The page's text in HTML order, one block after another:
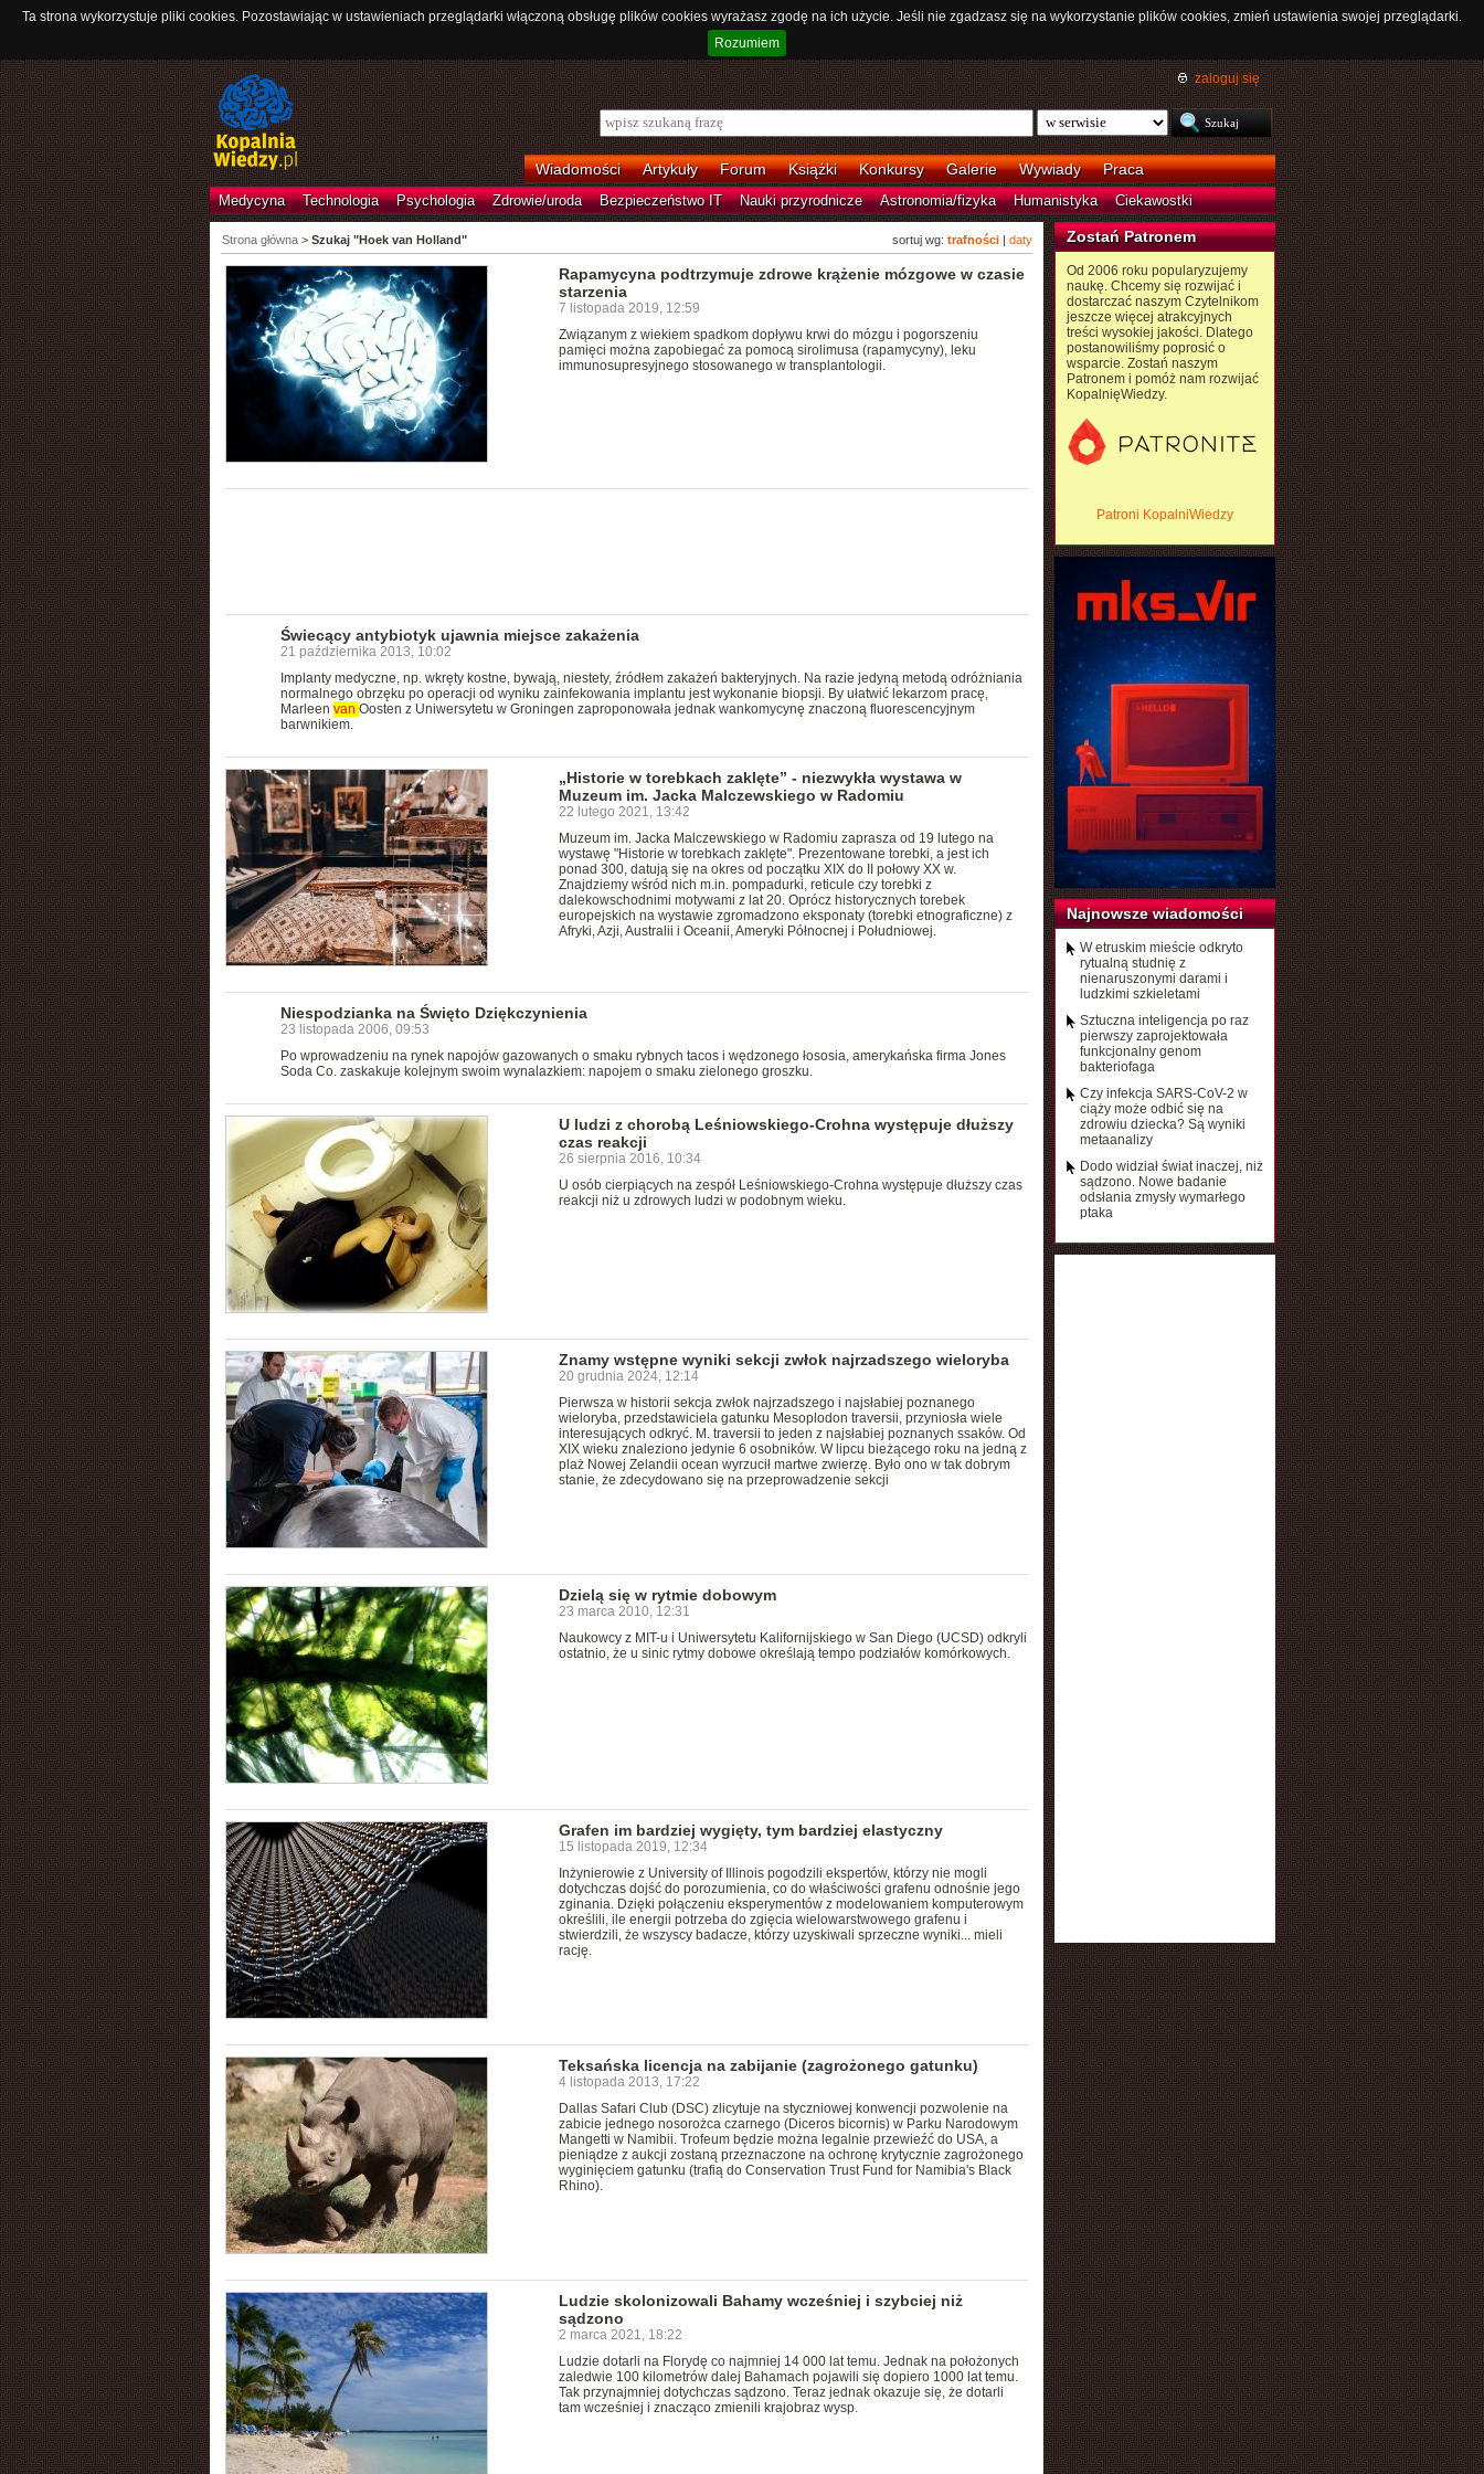
Ta strona wykorzystuje pliki cookies. Pozostawiając w ustawieniach przeglądarki włączoną obsługę plików cookies wyrażasz zgodę na ich użycie. Jeśli nie zgadzasz się na wykorzystanie plików cookies, zmień ustawienia swojej przeglądarki.
Rozumiem
zaloguj się
Wiadomości Artykuły Forum Książki Konkursy Galerie Wywiady Praca
Medycyna Technologia Psychologia Zdrowie/uroda Bezpieczeństwo IT Nauki przyrodnicze Astronomia/fizyka Humanistyka Ciekawostki
sortuj wg: trafności| daty
Strona główna> Szukaj "Hoek van Holland"
Rapamycyna podtrzymuje zdrowe krążenie mózgowe w czasie
starzenia
7 listopada 2019, 12:59
Związanym z wiekiem spadkom dopływu krwi do mózgu i pogorszeniu
pamięci można zapobiegać za pomocą sirolimusa (rapamycyny), leku
immunosupresyjnego stosowanego w transplantologii.
Świecący antybiotyk ujawnia miejsce zakażenia
21 października 2013, 10:02
Implanty medyczne, np. wkręty kostne, bywają, niestety, źródłem zakażeń bakteryjnych. Na razie jedyną metodą odróżniania
normalnego obrzęku po operacji od wyniku zainfekowania implantu jest wykonanie biopsji. By ułatwić lekarzom pracę,
Marleen van Oosten z Uniwersytetu w Groningen zaproponowała jednak wankomycynę znaczoną fluorescencyjnym
barwnikiem.
„Historie w torebkach zaklęte” - niezwykła wystawa w
Muzeum im. Jacka Malczewskiego w Radomiu
22 lutego 2021, 13:42
Muzeum im. Jacka Malczewskiego w Radomiu zaprasza od 19 lutego na
wystawę "Historie w torebkach zaklęte". Prezentowane torebki, a jest ich
ponad 300, datują się na okres od początku XIX do II połowy XX w.
Znajdziemy wśród nich m.in. pompadurki, reticule czy torebki z
dalekowschodnimi motywami z lat 20. Oprócz historycznych torebek
europejskich na wystawie zgromadzono eksponaty (torebki etnograficzne) z
Afryki, Azji, Australii i Oceanii, Ameryki Północnej i Południowej.
Niespodzianka na Święto Dziękczynienia
23 listopada 2006, 09:53
Po wprowadzeniu na rynek napojów gazowanych o smaku rybnych tacos i wędzonego łososia, amerykańska firma Jones
Soda Co. zaskakuje kolejnym swoim wynalazkiem: napojem o smaku zielonego groszku.
U ludzi z chorobą Leśniowskiego-Crohna występuje dłuższy
czas reakcji
26 sierpnia 2016, 10:34
U osób cierpiących na zespół Leśniowskiego-Crohna występuje dłuższy czas
reakcji niż u zdrowych ludzi w podobnym wieku.
Znamy wstępne wyniki sekcji zwłok najrzadszego wieloryba
20 grudnia 2024, 12:14
Pierwsza w historii sekcja zwłok najrzadszego i najsłabiej poznanego
wieloryba, przedstawiciela gatunku Mesoplodon traversii, przyniosła wiele
interesujących odkryć. M. traversii to jeden z najsłabiej poznanych ssaków. Od
XIX wieku znaleziono jedynie 6 osobników. W lipcu bieżącego roku na jedną z
plaż Nowej Zelandii ocean wyrzucił martwe zwierzę. Było ono w tak dobrym
stanie, że zdecydowano się na przeprowadzenie sekcji
Dzielą się w rytmie dobowym
23 marca 2010, 12:31
Naukowcy z MIT-u i Uniwersytetu Kalifornijskiego w San Diego (UCSD) odkryli
ostatnio, że u sinic rytmy dobowe określają tempo podziałów komórkowych.
Grafen im bardziej wygięty, tym bardziej elastyczny
15 listopada 2019, 12:34
Inżynierowie z University of Illinois pogodzili ekspertów, którzy nie mogli
dotychczas dojść do porozumienia, co do właściwości grafenu odnośnie jego
zginania. Dzięki połączeniu eksperymentów z modelowaniem komputerowym
określili, ile energii potrzeba do zgięcia wielowarstwowego grafenu i
stwierdzili, że wszyscy badacze, którzy uzyskiwali sprzeczne wyniki... mieli
rację.
Teksańska licencja na zabijanie (zagrożonego gatunku)
4 listopada 2013, 17:22
Dallas Safari Club (DSC) zlicytuje na styczniowej konwencji pozwolenie na
zabicie jednego nosorożca czarnego (Diceros bicornis) w Parku Narodowym
Mangetti w Namibii. Trofeum będzie można legalnie przewieźć do USA, a
pieniądze z aukcji zostaną przeznaczone na ochronę krytycznie zagrożonego
wyginięciem gatunku (trafią do Conservation Trust Fund for Namibia's Black
Rhino).
Ludzie skolonizowali Bahamy wcześniej i szybciej niż
sądzono
2 marca 2021, 18:22
Ludzie dotarli na Florydę co najmniej 14 000 lat temu. Jednak na położonych
zaledwie 100 kilometrów dalej Bahamach pojawili się dopiero 1000 lat temu.
Tak przynajmniej dotychczas sądzono. Teraz jednak okazuje się, że dotarli
tam wcześniej i znacząco zmienili krajobraz wysp.
Zostań Patronem
Od 2006 roku popularyzujemy
naukę. Chcemy się rozwijać i
dostarczać naszym Czytelnikom
jeszcze więcej atrakcyjnych
treści wysokiej jakości. Dlatego
postanowiliśmy poprosić o
wsparcie. Zostań naszym
Patronem i pomóż nam rozwijać
KopalnięWiedzy.
Patroni KopalniWiedzy
Najnowsze wiadomości
W etruskim mieście odkryto
rytualną studnię z
nienaruszonymi darami i
ludzkimi szkieletami
Sztuczna inteligencja po raz
pierwszy zaprojektowała
funkcjonalny genom
bakteriofaga
Czy infekcja SARS-CoV-2 w
ciąży może odbić się na
zdrowiu dziecka? Są wyniki
metaanalizy
Dodo widział świat inaczej, niż
sądzono. Nowe badanie
odsłania zmysły wymarłego
ptaka